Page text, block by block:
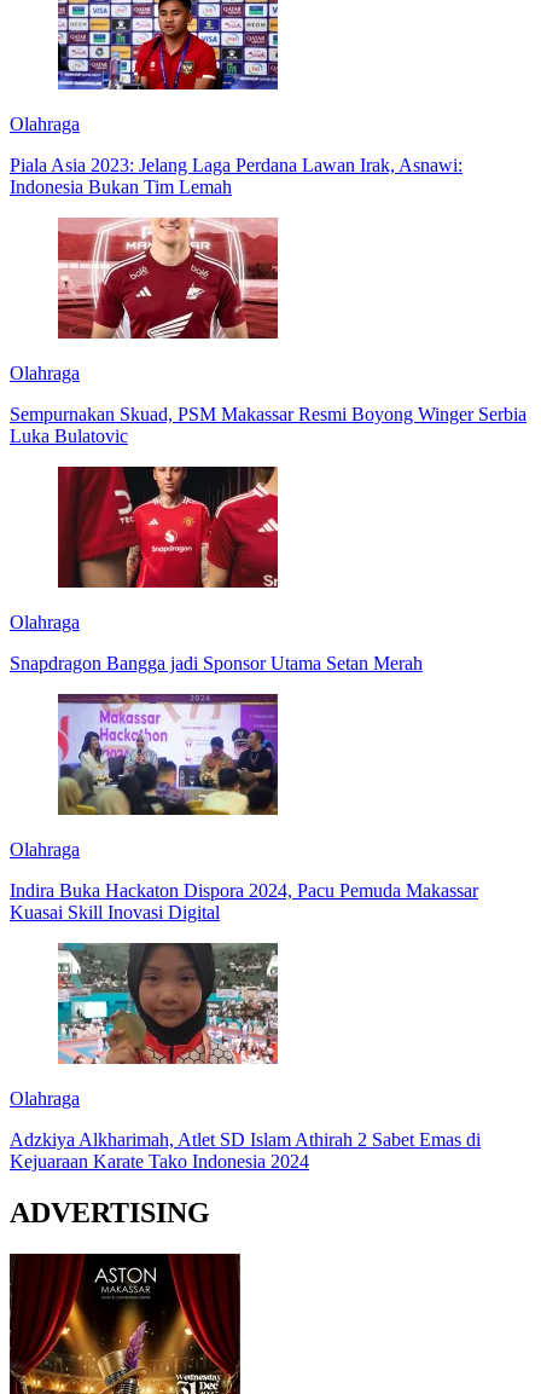
Olahraga
Piala Asia 2023: Jelang Laga Perdana Lawan Irak, Asnawi:
Indonesia Bukan Tim Lemah
Olahraga
Sempurnakan Skuad, PSM Makassar Resmi Boyong Winger Serbia
Luka Bulatovic
Olahraga
Snapdragon Bangga jadi Sponsor Utama Setan Merah
Olahraga
Indira Buka Hackaton Dispora 2024, Pacu Pemuda Makassar
Kuasai Skill Inovasi Digital
Olahraga
Adzkiya Alkharimah, Atlet SD Islam Athirah 2 Sabet Emas di
Kejuaraan Karate Tako Indonesia 2024
ADVERTISING